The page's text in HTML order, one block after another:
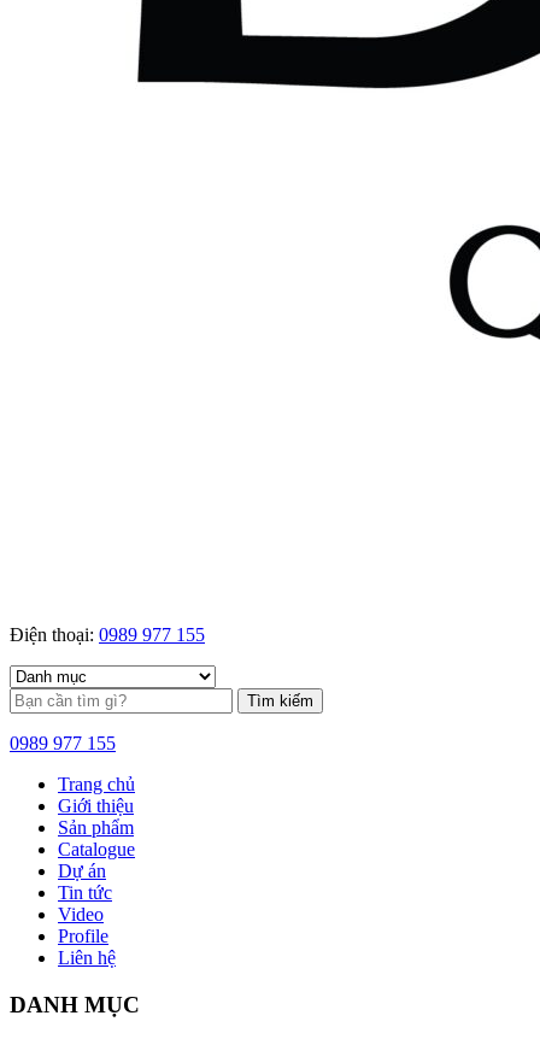
Điện thoại: 0989 977 155
Tìm kiếm
0989 977 155
Trang chủ
Giới thiệu
Sản phẩm
Catalogue
Dự án
Tin tức
Video
Profile
Liên hệ
DANH MỤC